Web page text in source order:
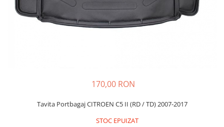
Accesorii Electronice Auto
170,00 RON
Tavita Portbagaj CITROEN C5 II (RD / TD) 2007-2017
STOC EPUIZAT